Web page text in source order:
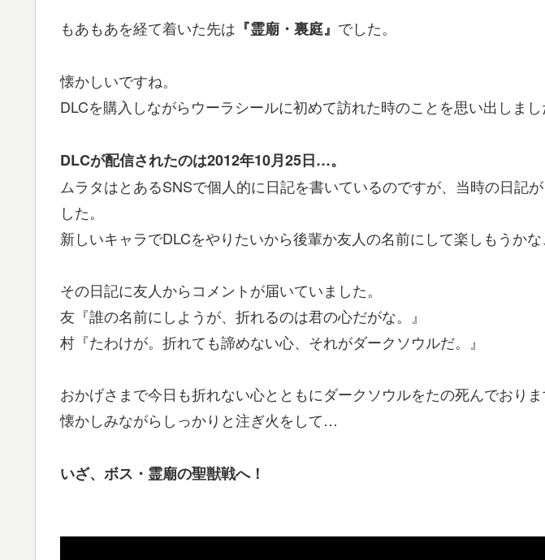
もあもあを経て着いた先は 『霊廟・裏庭』 でした。
懐かしいですね。
DLCを購入しながらウーラシールに初めて訪れた時のことを思い出しまし
DLCが配信されたのは2012年10月25日…。
ムラタはとあるSNSで個人的に日記を書いているのですが、当時の日記
した。
新しいキャラでDLCをやりたいから後輩か友人の名前にして楽しもうかな
その日記に友人からコメントが届いていました。
友『誰の名前にしようが、折れるのは君の心だがな。』
村『たわけが。折れても諦めない心、それがダークソウルだ。』
おかげさまで今日も折れない心とともにダークソウルをたの死んでおりま
懐かしみながらしっかりと注ぎ火をして…
いざ、ボス・霊廟の聖獣戦へ！